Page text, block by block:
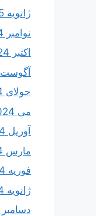
ژانویه 2025
نوامبر 2024
اکتبر 2024
آگوست 2024
جولای 2024
می 2024
آوریل 2024
مارس 2024
فوریه 2024
ژانویه 2024
دسامبر 2023